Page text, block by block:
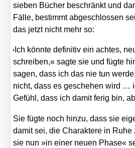
sie­ben Bücher beschränkt und
Fäl­le, bestimmt abge­schlos­sen
das jetzt nicht mehr so:
» Ich könn­te defi­ni­tiv ein ach­tes,
schrei­ben,« sag­te sie und füg­te
sagen, dass ich das nie tun
nicht, dass es gesche­hen wird …
Gefühl, dass ich damit ferig bin,
Sie füg­te noch hin­zu, dass sie
damit sei, die Cha­rak­te­re in Ruhe
sie nun »in einer neu­en Pha­se«